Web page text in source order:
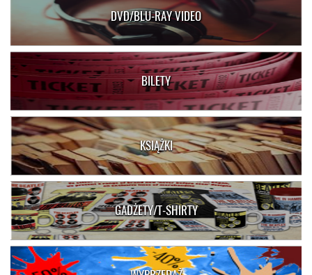
DVD/BLU-RAY VIDEO
BILETY
KSIĄŻKI
GADŻETY/T-SHIRTY